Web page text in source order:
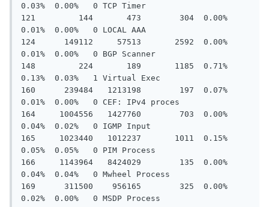
0.03%  0.00%   0 TCP Timer
121         144       473        304  0.00%
0.01%  0.00%   0 LOCAL AAA
124      149112     57513       2592  0.00%
0.01%  0.00%   0 BGP Scanner
148         224       189       1185  0.71%
0.13%  0.03%   1 Virtual Exec
160      239484   1213198        197  0.07%
0.01%  0.00%   0 CEF: IPv4 proces
164     1004556   1427760        703  0.00%
0.04%  0.02%   0 IGMP Input
165     1023440   1012237       1011  0.15%
0.05%  0.05%   0 PIM Process
166     1143964   8424029        135  0.00%
0.04%  0.04%   0 Mwheel Process
169      311500    956165        325  0.00%